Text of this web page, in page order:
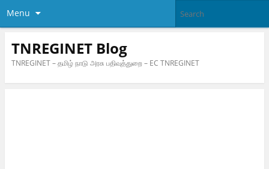
Menu
TNREGINET Blog
TNREGINET – தமிழ் நாடு அரசு பதிவுத்துறை – EC TNREGINET